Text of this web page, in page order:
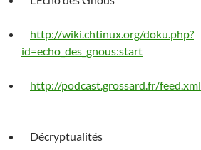
http://wiki.chtinux.org/doku.php?
id=echo_des_gnous:start
http://podcast.grossard.fr/feed.xml
Décryptualités